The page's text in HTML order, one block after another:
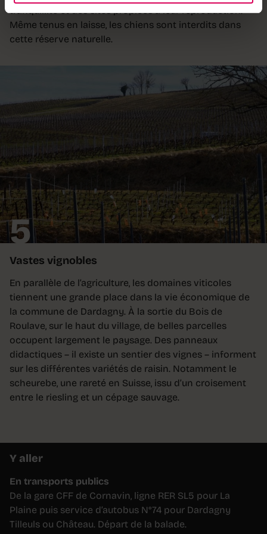
tranquillité et des sites propices à leur reproduction.
Même tenus en laisse, les chiens sont interdits dans
cette réserve naturelle.
5
Vastes vignobles
En parallèle de l’agriculture, les domaines viticoles
tiennent une grande place dans la vie économique de
la commune de Dardagny. À la sortie du Bois de
Roulave, sur le haut du village, de belles parcelles
occupent largement le paysage. Des panneaux
didactiques – il existe un sentier des vignes – informent
sur les différentes variétés de raisin. Notamment le
scheurebe, une rareté en Suisse, issu d’un croisement
entre le riesling et un cépage sauvage.
Y aller
En transports publics
De la gare CFF de Cornavin, ligne RER SL5 pour La
Plaine puis service d’autobus N°74 pour Dardagny
Tilleuls ou Château. Départ de la balade.